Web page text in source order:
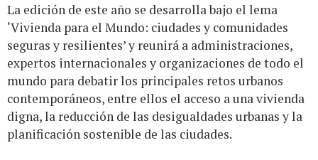
La edición de este año se desarrolla bajo el lema
‘Vivienda para el Mundo: ciudades y comunidades
seguras y resilientes’ y reunirá a administraciones,
expertos internacionales y organizaciones de todo el
mundo para debatir los principales retos urbanos
contemporáneos, entre ellos el acceso a una vivienda
digna, la reducción de las desigualdades urbanas y la
planificación sostenible de las ciudades.